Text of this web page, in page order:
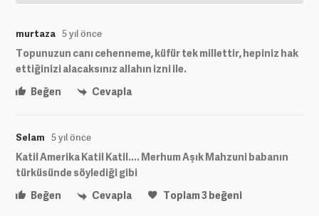
murtaza 5 yıl önce
Topunuzun canı cehenneme, küfür tek millettir, hepiniz hak
ettiğinizi alacaksınız allahın izni ile.
Beğen
Cevapla
Selam 5 yıl önce
Katil Amerika Katil Katil.... Merhum Aşık Mahzuni babanın
türküsünde söylediği gibi
Beğen
Cevapla Toplam3beğeni